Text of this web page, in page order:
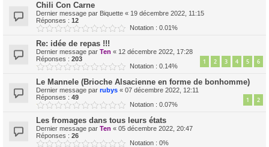
Chili Con Carne
Dernier message par Biquette « 19 décembre 2022, 11:15
Réponses : 12
Notation : 0.01%
Re: idée de repas !!!
Dernier message par Ten « 12 décembre 2022, 17:28
Réponses : 203 1 2 3 4 5 6
Notation : 0.14%
Le Mannele (Brioche Alsacienne en forme de bonhomme)
Dernier message par rubys « 07 décembre 2022, 12:11
Réponses : 49 1 2
Notation : 0.07%
Les fromages dans tous leurs états
Dernier message par Ten « 05 décembre 2022, 20:47
Réponses : 26
Notation : 0%